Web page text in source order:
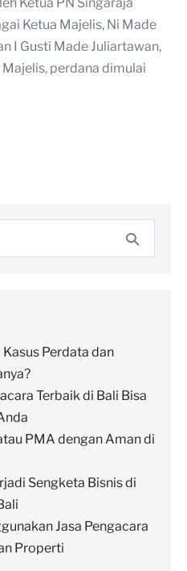
Ketua PN Singaraja
Ketua Majelis, Ni Made
I Gusti Made Juliartawan,
perdana dimulai
Perdata dan
Terbaik di Bali Bisa
PMA dengan Aman di
Sengketa Bisnis di
Jasa Pengacara
Properti